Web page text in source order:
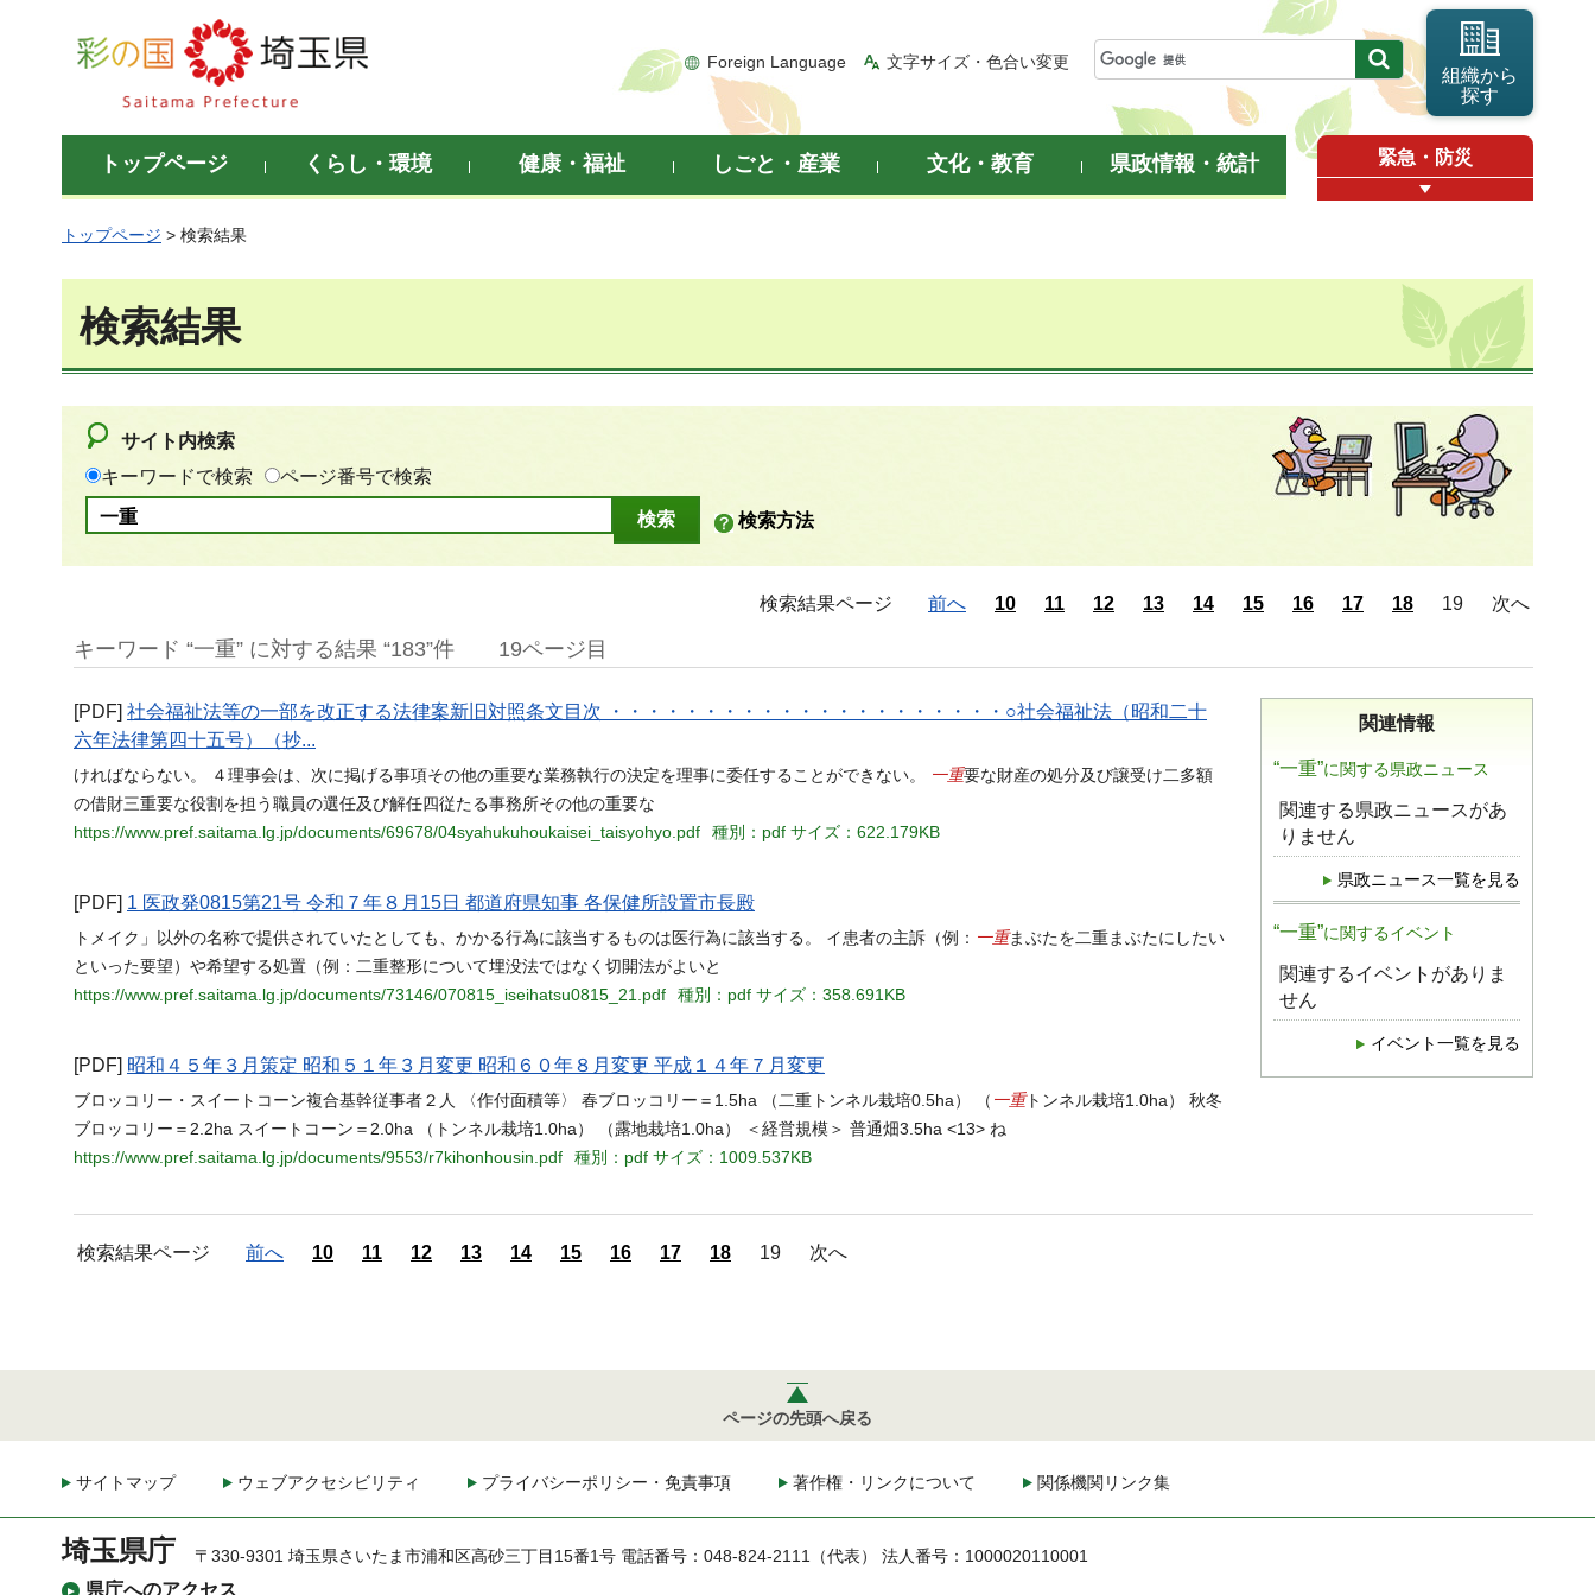
彩の国 埼玉県
Foreign Language 文字サイズ・色合い変更
組織から
探す
トップページ くらし・環境 健康・福祉 しごと・産業 文化・教育 県政情報・統計 緊急・防災
トップページ > 検索結果
検索結果
サイト内検索
キーワードで検索
ページ番号で検索
検索方法
検索結果ページ 前へ 10 11 12 13 14 15 16 17 18 19 次へ
キーワード “一重” に対する結果 “183”件 19ページ目
関連情報
“一重”に関する県政ニュース
関連する県政ニュースがあ
りません
県政ニュース一覧を見る
“一重”に関するイベント
関連するイベントがありま
せん
イベント一覧を見る
[PDF] 社会福祉法等の一部を改正する法律案新旧対照条文目次 ・・・・・・・・・・・・・・・・・・・・・○社会福祉法（昭和二十
六年法律第四十五号）（抄...
ければならない。 ４理事会は、次に掲げる事項その他の重要な業務執行の決定を理事に委任することができない。 一重要な財産の処分及び譲受け二多額
の借財三重要な役割を担う職員の選任及び解任四従たる事務所その他の重要な
https://www.pref.saitama.lg.jp/documents/69678/04syahukuhoukaisei_taisyohyo.pdf
種別：pdf サイズ：622.179KB
[PDF] 1 医政発0815第21号 令和７年８月15日 都道府県知事 各保健所設置市長殿
トメイク」以外の名称で提供されていたとしても、かかる行為に該当するものは医行為に該当する。 イ患者の主訴（例： 一重まぶたを二重まぶたにしたい
といった要望）や希望する処置（例：二重整形について埋没法ではなく切開法がよいと
https://www.pref.saitama.lg.jp/documents/73146/070815_iseihatsu0815_21.pdf
種別：pdf サイズ：358.691KB
[PDF] 昭和４５年３月策定 昭和５１年３月変更 昭和６０年８月変更 平成１４年７月変更
ブロッコリー・スイートコーン複合基幹従事者２人 〈作付面積等〉 春ブロッコリー＝1.5ha （二重トンネル栽培0.5ha） （ 一重トンネル栽培1.0ha） 秋冬
ブロッコリー＝2.2ha スイートコーン＝2.0ha （トンネル栽培1.0ha） （露地栽培1.0ha） ＜経営規模＞ 普通畑3.5ha <13> ね
https://www.pref.saitama.lg.jp/documents/9553/r7kihonhousin.pdf
種別：pdf サイズ：1009.537KB
検索結果ページ 前へ 10 11 12 13 14 15 16 17 18 19 次へ
ページの先頭へ戻る
サイトマップ ウェブアクセシビリティ プライバシーポリシー・免責事項 著作権・リンクについて 関係機関リンク集
埼玉県庁
県庁へのアクセス
〒330-9301 埼玉県さいたま市浦和区高砂三丁目15番1号 電話番号：048-824-2111（代表） 法人番号：1000020110001